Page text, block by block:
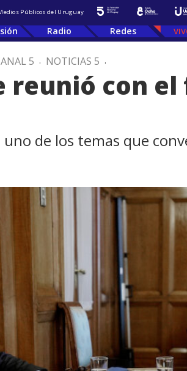
Públicos del Uruguay
Radio Redes
5 . NOTICIAS 5 .
reunió con
de los temas que